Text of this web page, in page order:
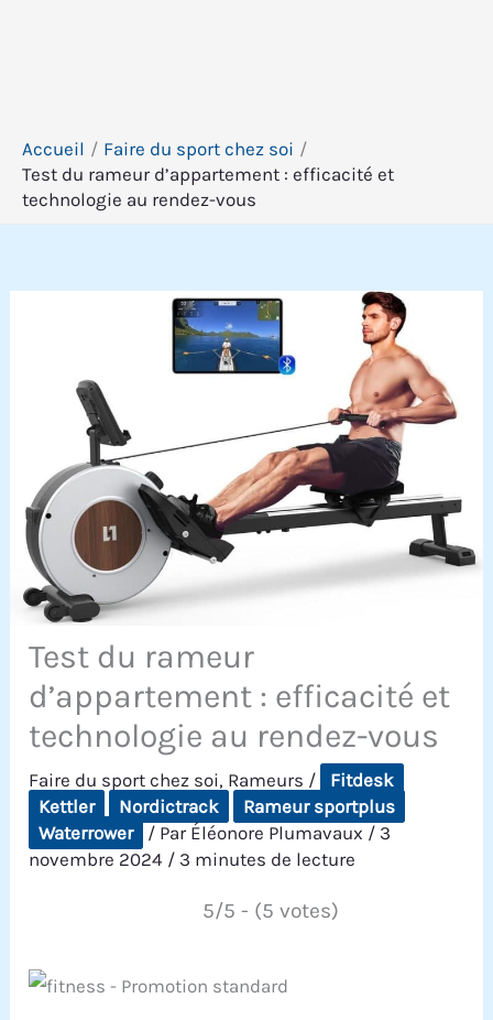
Accueil
Faire du sport chez soi
Test du rameur d’appartement : efficacité et
technologie au rendez-vous
Test du rameur
d’appartement : efficacité et
technologie au rendez-vous
Faire du sport chez soi, Rameurs /
Fitdesk
Kettler
Nordictrack
Rameur sportplus
Waterrower
/ Par Éléonore Plumavaux / 3
novembre 2024 / 3 minutes de lecture
5/5 - (5 votes)